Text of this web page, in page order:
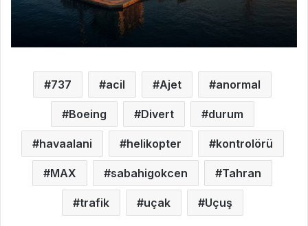
737 acil Ajet anormal
Boeing Divert durum
havaalani helikopter kontrolörü
MAX sabahigokcen Tahran
trafik uçak Uçuş